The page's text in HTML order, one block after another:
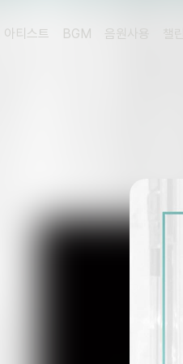
아티스트 BGM 음원사용 챌